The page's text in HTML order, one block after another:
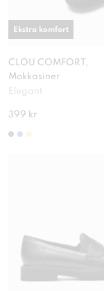
CLOU COMFORT,
Mokkasiner
Elegant
399 kr
Ekstra komfort